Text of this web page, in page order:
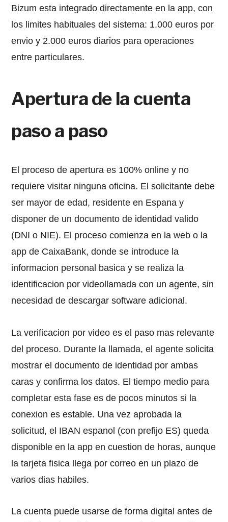
Bizum esta integrado directamente en la app, con
los limites habituales del sistema: 1.000 euros por
envio y 2.000 euros diarios para operaciones
entre particulares.
Apertura de la cuenta
paso a paso
El proceso de apertura es 100% online y no
requiere visitar ninguna oficina. El solicitante debe
ser mayor de edad, residente en Espana y
disponer de un documento de identidad valido
(DNI o NIE). El proceso comienza en la web o la
app de CaixaBank, donde se introduce la
informacion personal basica y se realiza la
identificacion por videollamada con un agente, sin
necesidad de descargar software adicional.
La verificacion por video es el paso mas relevante
del proceso. Durante la llamada, el agente solicita
mostrar el documento de identidad por ambas
caras y confirma los datos. El tiempo medio para
completar esta fase es de pocos minutos si la
conexion es estable. Una vez aprobada la
solicitud, el IBAN espanol (con prefijo ES) queda
disponible en la app en cuestion de horas, aunque
la tarjeta fisica llega por correo en un plazo de
varios dias habiles.
La cuenta puede usarse de forma digital antes de